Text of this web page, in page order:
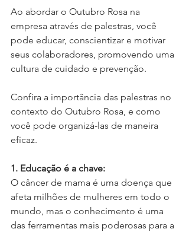
Ao abordar o Outubro Rosa na
empresa através de palestras, você
pode educar, conscientizar e motivar
seus colaboradores, promovendo uma
cultura de cuidado e prevenção.
Confira a importância das palestras no
contexto do Outubro Rosa, e como
você pode organizá-las de maneira
eficaz.
1. Educação é a chave:
O câncer de mama é uma doença que
afeta milhões de mulheres em todo o
mundo, mas o conhecimento é uma
das ferramentas mais poderosas para a